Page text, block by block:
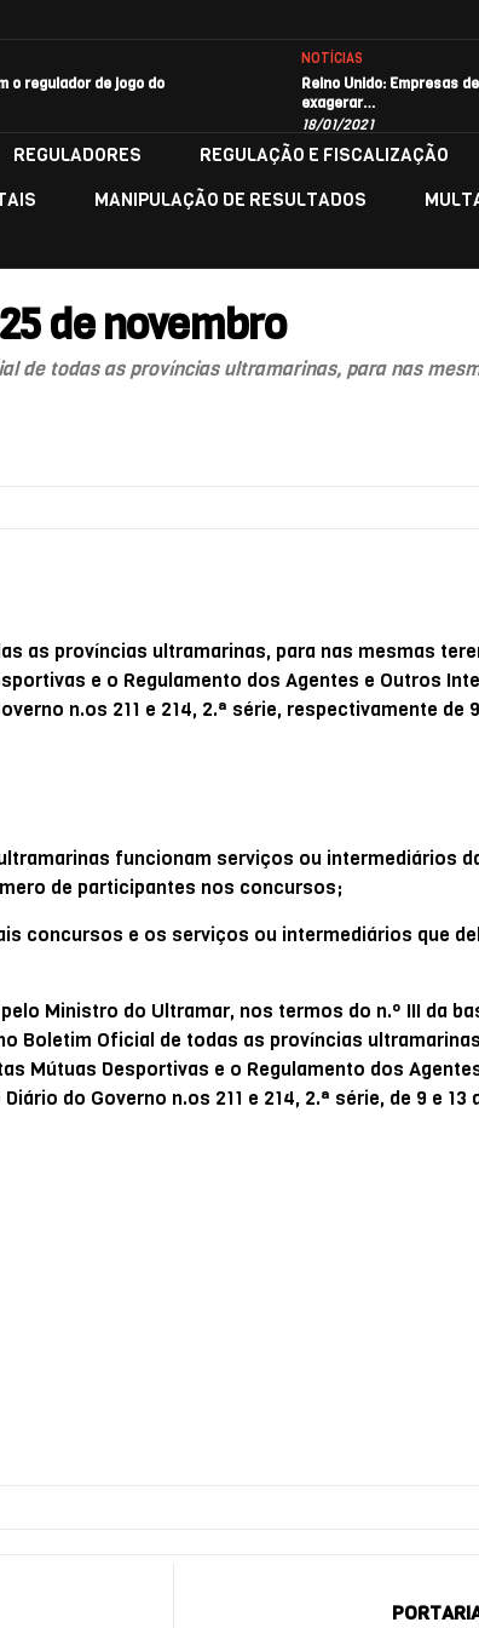
o regulador de jogo do
NOTÍCIAS
Reino Unido: Empresas
exagerar…
18/01/2021
REGULADORES REGULAÇÃO E FISCALIZAÇÃO
MANIPULAÇÃO DE RESULTADOS
de novembro
de todas as províncias ultramarinas, para nas
as províncias ultramarinas, para nas mesmas
e o Regulamento dos Agentes e Outros
n.os 211 e 214, 2.ª série, respectivamente de
funcionam serviços ou intermediários
de participantes nos concursos;
concursos e os serviços ou intermediários que
Ministro do Ultramar, nos termos do n.º III da
Boletim Oficial de todas as províncias
Mútuas Desportivas e o Regulamento dos
do Governo n.os 211 e 214, 2.ª série, de 9 e 13